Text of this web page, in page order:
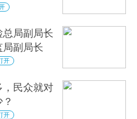
局副局长
副局长
开
民众就对
开